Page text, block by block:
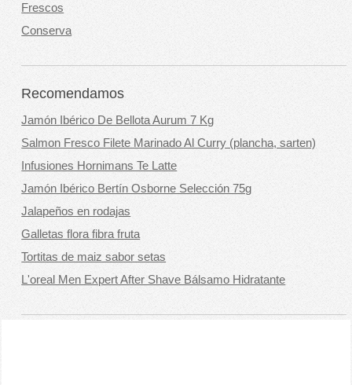
Frescos
Conserva
Recomendamos
Jamón Ibérico De Bellota Aurum 7 Kg
Salmon Fresco Filete Marinado Al Curry (plancha, sarten)
Infusiones Hornimans Te Latte
Jamón Ibérico Bertín Osborne Selección 75g
Jalapeños en rodajas
Galletas flora fibra fruta
Tortitas de maiz sabor setas
L'oreal Men Expert After Shave Bálsamo Hidratante